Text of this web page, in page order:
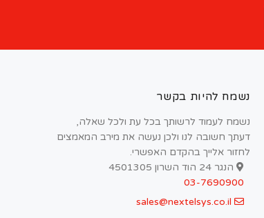
נשמח להיות בקשר
נשמח לעמוד לרשותך בכל עת ולכל שאלה,
דעתך חשובה לנו ולכן נעשה את מירב המאמצים
לחזור אלייך בהקדם האפשרי.
הנגר 24 הוד השרון 4501305
03-7690900